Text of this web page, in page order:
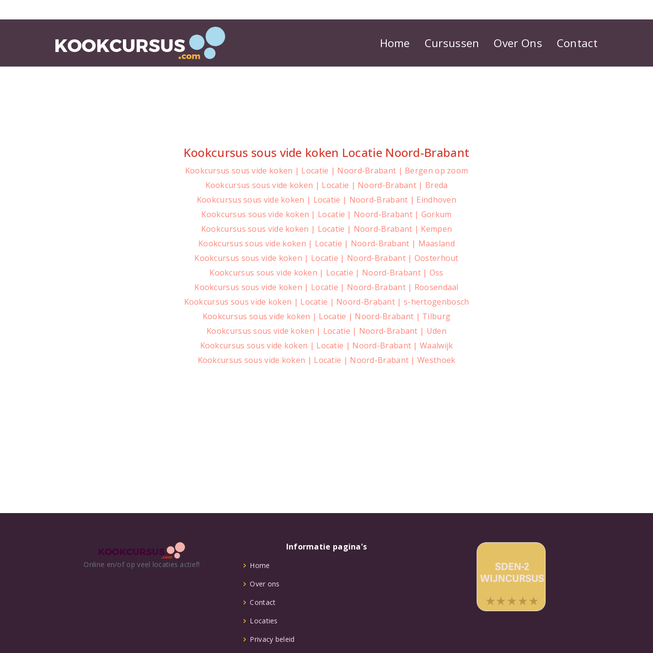
Home Cursussen Over Ons Contact
Kookcursus sous vide koken Locatie Noord-Brabant
Kookcursus sous vide koken | Locatie | Noord-Brabant | Bergen op zoom
Kookcursus sous vide koken | Locatie | Noord-Brabant | Breda
Kookcursus sous vide koken | Locatie | Noord-Brabant | Eindhoven
Kookcursus sous vide koken | Locatie | Noord-Brabant | Gorkum
Kookcursus sous vide koken | Locatie | Noord-Brabant | Kempen
Kookcursus sous vide koken | Locatie | Noord-Brabant | Maasland
Kookcursus sous vide koken | Locatie | Noord-Brabant | Oosterhout
Kookcursus sous vide koken | Locatie | Noord-Brabant | Oss
Kookcursus sous vide koken | Locatie | Noord-Brabant | Roosendaal
Kookcursus sous vide koken | Locatie | Noord-Brabant | s-hertogenbosch
Kookcursus sous vide koken | Locatie | Noord-Brabant | Tilburg
Kookcursus sous vide koken | Locatie | Noord-Brabant | Uden
Kookcursus sous vide koken | Locatie | Noord-Brabant | Waalwijk
Kookcursus sous vide koken | Locatie | Noord-Brabant | Westhoek
Online en/of op veel locaties actief!
Informatie pagina's
Home
Over ons
Contact
Locaties
Privacy beleid